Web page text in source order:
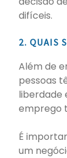
difíceis.
2. QUAIS
Além de
pessoas
liberdade
emprego
É
um